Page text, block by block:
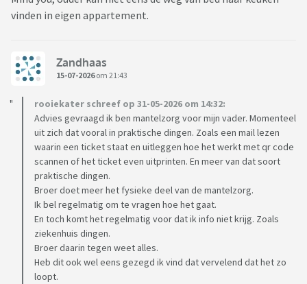
vinden in eigen appartement.
Zandhaas
15-07-2026om 21:43
rooiekater schreef op 31-05-2026 om 14:32:
Advies gevraagd ik ben mantelzorg voor mijn vader. Momenteel
uit zich dat vooral in praktische dingen. Zoals een mail lezen
waarin een ticket staat en uitleggen hoe het werkt met qr code
scannen of het ticket even uitprinten. En meer van dat soort
praktische dingen.
Broer doet meer het fysieke deel van de mantelzorg.
Ik bel regelmatig om te vragen hoe het gaat.
En toch komt het regelmatig voor dat ik info niet krijg. Zoals
ziekenhuis dingen.
Broer daarin tegen weet alles.
Heb dit ook wel eens gezegd ik vind dat vervelend dat het zo
loopt.